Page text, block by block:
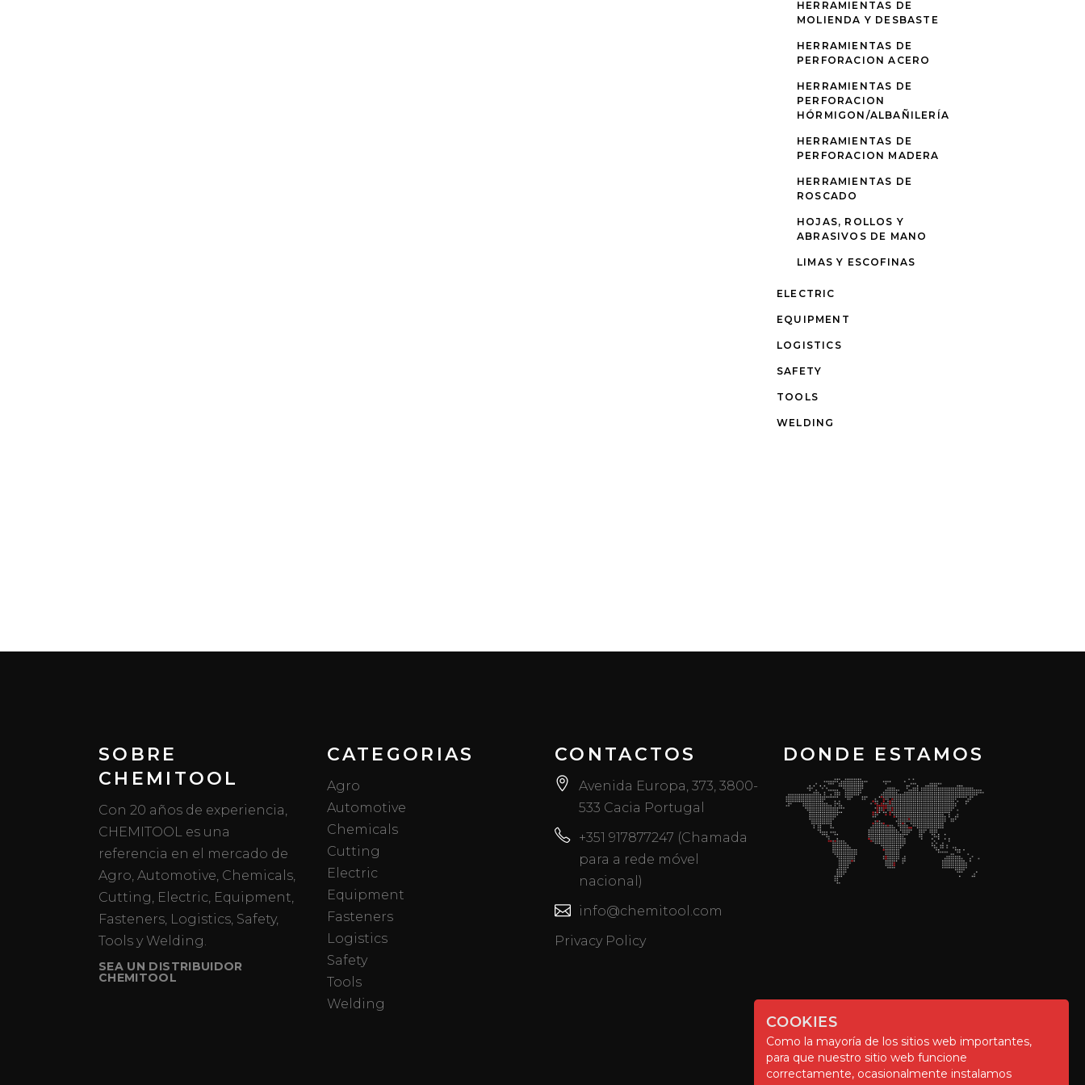
HERRAMIENTAS DE
MOLIENDA Y DESBASTE
HERRAMIENTAS DE
PERFORACION ACERO
HERRAMIENTAS DE
PERFORACION
HÓRMIGON/ALBAÑILERÍA
HERRAMIENTAS DE
PERFORACION MADERA
HERRAMIENTAS DE
ROSCADO
HOJAS, ROLLOS Y
ABRASIVOS DE MANO
LIMAS Y ESCOFINAS
ELECTRIC
EQUIPMENT
LOGISTICS
SAFETY
TOOLS
WELDING
SOBRE
CHEMITOOL
Con 20 años de experiencia,
CHEMITOOL es una
referencia en el mercado de
Agro, Automotive, Chemicals,
Cutting, Electric, Equipment,
Fasteners, Logistics, Safety,
Tools y Welding.
SEA UN DISTRIBUIDOR
CHEMITOOL
CATEGORIAS
Agro
Automotive
Chemicals
Cutting
Electric
Equipment
Fasteners
Logistics
Safety
Tools
Welding
CONTACTOS
Avenida Europa, 373, 3800-
533 Cacia Portugal
+351 917877247 (Chamada
para a rede móvel
nacional)
info@chemitool.com
Privacy Policy
DONDE ESTAMOS
COOKIES
Como la mayoría de los sitios web importantes,
para que nuestro sitio web funcione
correctamente, ocasionalmente instalamos